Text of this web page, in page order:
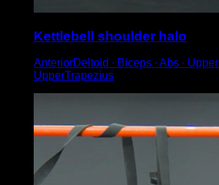
Kettlebell shoulder halo
AnteriorDeltoid ∙ Biceps ∙ Abs ∙
UpperTrapezius